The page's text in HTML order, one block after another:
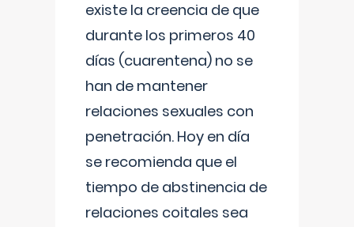
existe la creencia de que
durante los primeros 40
días (cuarentena) no se
han de mantener
relaciones sexuales con
penetración. Hoy en día
se recomienda que el
tiempo de abstinencia de
relaciones coitales sea